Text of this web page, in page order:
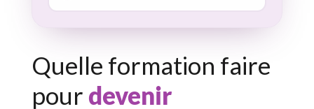
Quelle formation faire
pour devenir